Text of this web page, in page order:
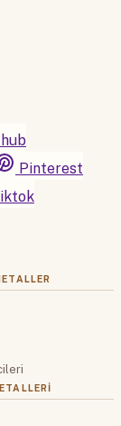
Pinterest